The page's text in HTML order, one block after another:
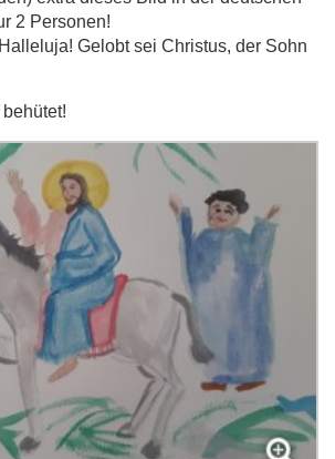
2 Personen!
Gelobt sei Christus, der Sohn